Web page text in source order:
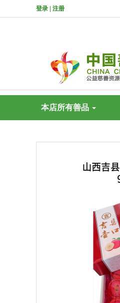
登录 注册
本店所有善品